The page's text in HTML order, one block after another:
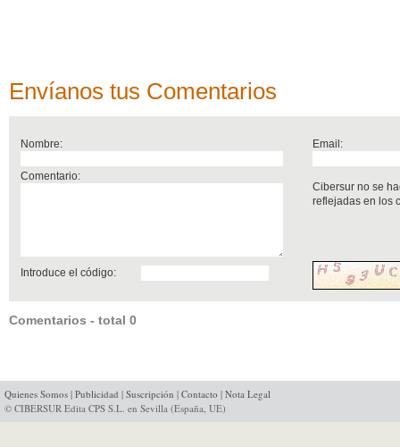
Envíanos tus Comentarios
Nombre: Email:
Comentario:
Cibersur no se
reflejadas en los
Introduce el código:
Comentarios - total 0
Quienes Somos | Publicidad | Suscripción | Contacto | Nota Legal
© CIBERSUR Edita CPS S.L. en Sevilla (España, UE)